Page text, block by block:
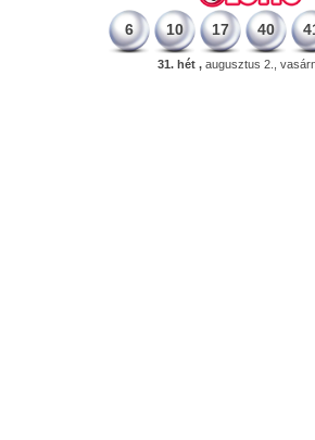
6 10 17 40
31. hét ,augusztus 2.,